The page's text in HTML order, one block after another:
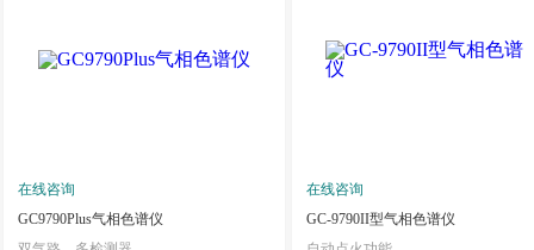
在线咨询
GC9790Plus气相色谱仪
在线咨询
GC-9790II型气相色谱仪